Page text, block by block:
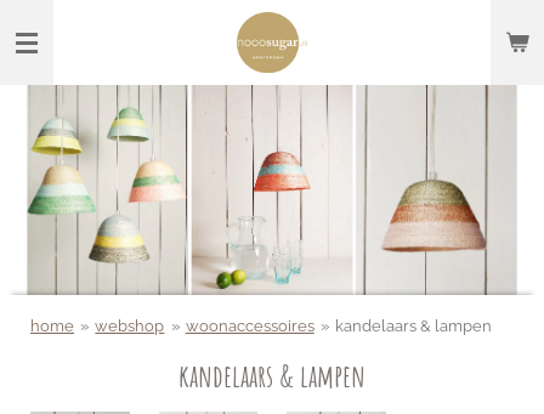
direct
hoofdinhoud
home » webshop » woonaccessoires » kandelaars & lampen
kandelaars & lampen